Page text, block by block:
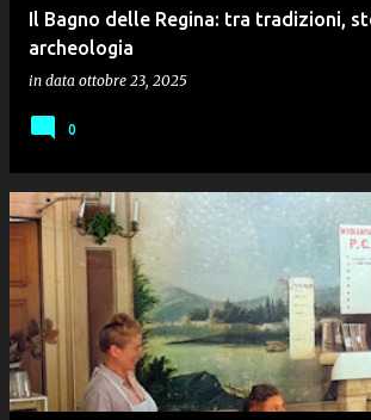
Il Bagno delle Regina: tra tradizioni,
archeologia
in data ottobre 23, 2025
0